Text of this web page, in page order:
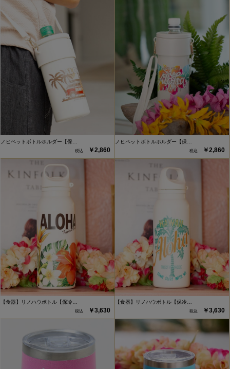
ノヒペットボトルホルダー【保…
￥2,860
ノヒペットボトルホルダー【保…
￥2,860
【食器】リノハウボトル【保冷…
￥3,630
【食器】リノハウボトル【保冷…
￥3,630